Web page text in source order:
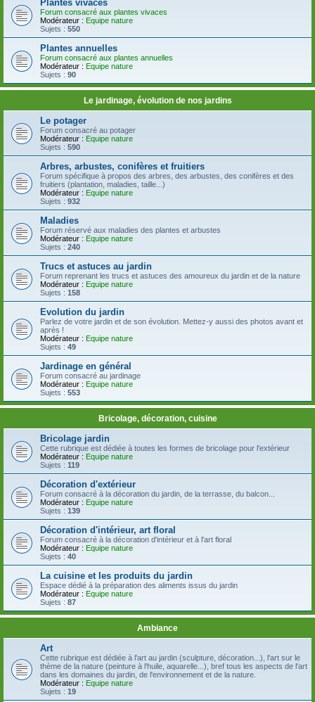
Plantes vivaces
Forum consacré aux plantes vivaces
Modérateur : Equipe nature
Sujets : 550
Plantes annuelles
Forum consacré aux plantes annuelles
Modérateur : Equipe nature
Sujets : 90
Le jardinage, évolution de nos jardins
Le potager
Forum consacré au potager
Modérateur : Equipe nature
Sujets : 590
Arbres, arbustes, conifères et fruitiers
Forum spécifique à propos des arbres, des arbustes, des conifères et des
fruitiers (plantation, maladies, taille...)
Modérateur : Equipe nature
Sujets : 932
Maladies
Forum réservé aux maladies des plantes et arbustes
Modérateur : Equipe nature
Sujets : 240
Trucs et astuces au jardin
Forum reprenant les trucs et astuces des amoureux du jardin et de la nature
Modérateur : Equipe nature
Sujets : 158
Evolution du jardin
Parlez de votre jardin et de son évolution. Mettez-y aussi des photos avant et
après !
Modérateur : Equipe nature
Sujets : 49
Jardinage en général
Forum consacré au jardinage
Modérateur : Equipe nature
Sujets : 553
Bricolage, décoration, cuisine
Bricolage jardin
Cette rubrique est dédiée à toutes les formes de bricolage pour l'extérieur
Modérateur : Equipe nature
Sujets : 119
Décoration d'extérieur
Forum consacré à la décoration du jardin, de la terrasse, du balcon...
Modérateur : Equipe nature
Sujets : 139
Décoration d'intérieur, art floral
Forum consacré à la décoration d'intérieur et à l'art floral
Modérateur : Equipe nature
Sujets : 40
La cuisine et les produits du jardin
Espace dédié à la préparation des aliments issus du jardin
Modérateur : Equipe nature
Sujets : 87
Ambiance
Art
Cette rubrique est dédiée à l'art au jardin (sculpture, décoration...), l'art sur le
thème de la nature (peinture à l'huile, aquarelle...), bref tous les aspects de l'art
dans les domaines du jardin, de l'environnement et de la nature.
Modérateur : Equipe nature
Sujets : 19